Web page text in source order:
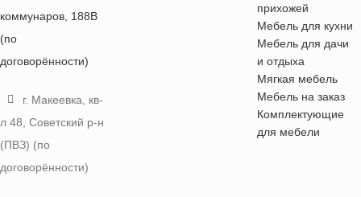
коммунаров, 188В
(по
договорённости)
г. Макеевка, кв-
л 48, Советский р-н
(ПВЗ) (по
договорённости)
прихожей
Мебель для кухни
Мебель для дачи
и отдыха
Мягкая мебель
Мебель на заказ
Комплектующие
для мебели